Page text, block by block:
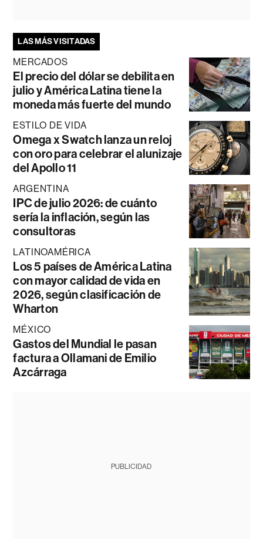
LAS MÁS VISITADAS
MERCADOS
El precio del dólar se debilita en
julio y América Latina tiene la
moneda más fuerte del mundo
ESTILO DE VIDA
Omega x Swatch lanza un reloj
con oro para celebrar el alunizaje
del Apollo 11
ARGENTINA
IPC de julio 2026: de cuánto
sería la inflación, según las
consultoras
LATINOAMÉRICA
Los 5 países de América Latina
con mayor calidad de vida en
2026, según clasificación de
Wharton
MÉXICO
Gastos del Mundial le pasan
factura a Ollamani de Emilio
Azcárraga
PUBLICIDAD